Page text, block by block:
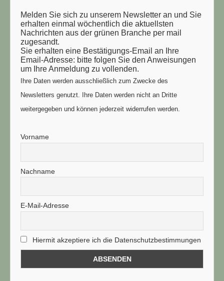
Melden Sie sich zu unserem Newsletter an und Sie
erhalten einmal wöchentlich die aktuellsten
Nachrichten aus der grünen Branche per mail
zugesandt.
Sie erhalten eine Bestätigungs-Email an Ihre
Email-Adresse: bitte folgen Sie den Anweisungen
um Ihre Anmeldung zu vollenden.
Ihre Daten werden ausschließlich zum Zwecke des
Newsletters genutzt. Ihre Daten werden nicht an Dritte
weitergegeben und können jederzeit widerrufen werden.
Vorname
Nachname
E-Mail-Adresse
Hiermit akzeptiere ich die Datenschutzbestimmungen